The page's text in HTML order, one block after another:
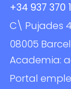
+34 937 370
C\ Pujades
08005
Academia:
Portal